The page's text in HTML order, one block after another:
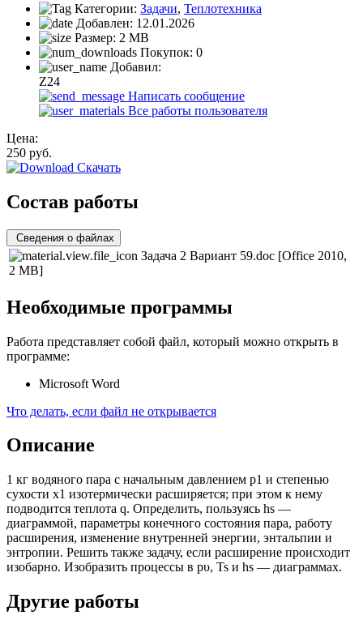
Категории: Задачи, Теплотехника
Добавлен: 12.01.2026
Размер: 2 MB
Покупок: 0
Добавил:
Z24
Написать сообщение
Все работы пользователя
Цена:
250 руб.
Скачать
Состав работы
Сведения о файлах
Задача 2 Вариант 59.doc [Office 2010,
2 MB]
Необходимые программы
Работа представляет собой файл, который можно открыть в
программе:
Microsoft Word
Что делать, если файл не открывается
Описание
1 кг водяного пара с начальным давлением р1 и степенью
сухости х1 изотермически расширяется; при этом к нему
подводится теплота q. Определить, пользуясь hs —
диаграммой, параметры конечного состояния пара, работу
расширения, изменение внутренней энергии, энтальпии и
энтропии. Решить также задачу, если расширение происходит
изобарно. Изобразить процессы в pυ, Ts и hs — диаграммах.
Другие работы